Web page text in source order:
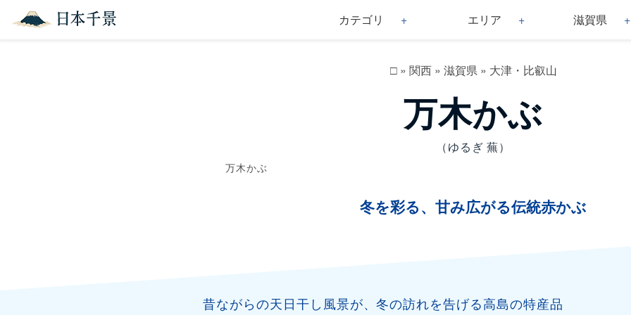
カテゴリ エリア 滋賀県
□» 関西» 滋賀県» 大津・比叡山
万木かぶ
（ゆるぎ 蕪）
万木かぶ
冬を彩る、甘み広がる伝統赤かぶ
昔ながらの天日干し風景が、冬の訪れを告げる高島の特産品